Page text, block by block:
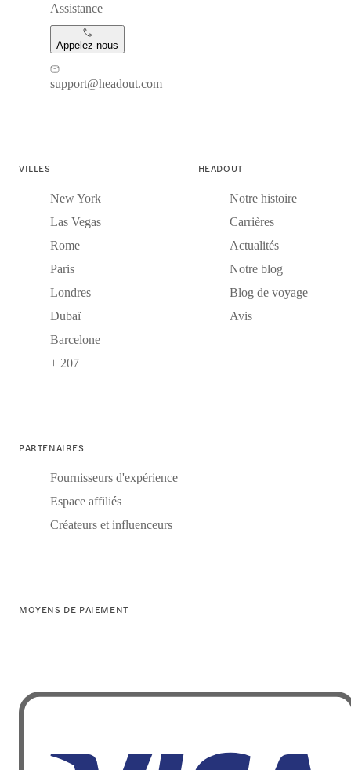
Assistance
Appelez-nous
support@headout.com
VILLES
New York
Las Vegas
Rome
Paris
Londres
Dubaï
Barcelone
+ 207
HEADOUT
Notre histoire
Carrières
Actualités
Notre blog
Blog de voyage
Avis
PARTENAIRES
Fournisseurs d'expérience
Espace affiliés
Créateurs et influenceurs
MOYENS DE PAIEMENT